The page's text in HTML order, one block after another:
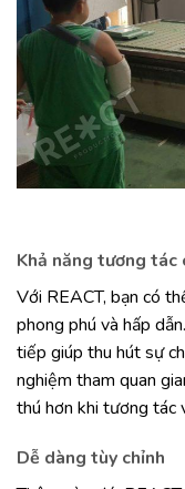
Khả năng tương tác
Với REACT, bạn có
phong phú và hấp
tiếp giúp thu hút sự
nghiệm tham quan
thú hơn khi tương tác
Dễ dàng tùy chỉnh